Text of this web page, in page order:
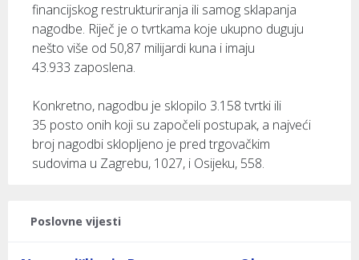
financijskog restrukturiranja ili samog sklapanja
nagodbe. Riječ je o tvrtkama koje ukupno duguju
nešto više od 50,87 milijardi kuna i imaju
43.933 zaposlena.
Konkretno, nagodbu je sklopilo 3.158 tvrtki ili
35 posto onih koji su započeli postupak, a najveći
broj nagodbi sklopljeno je pred trgovačkim
sudovima u Zagrebu, 1027, i Osijeku, 558.
Poslovne vijesti